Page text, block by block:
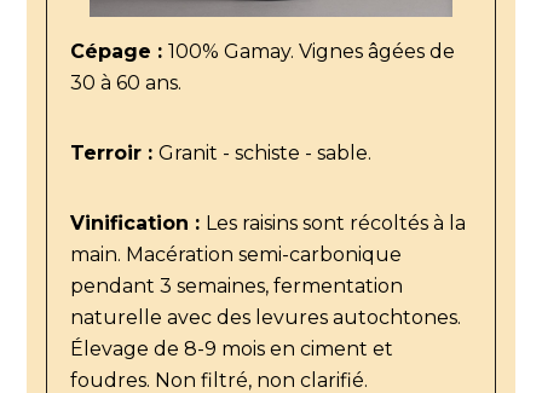
Cépage : 100% Gamay. Vignes âgées de
30 à 60 ans.
Terroir : Granit - schiste - sable.
Vinification : Les raisins sont récoltés à la
main. Macération semi-carbonique
pendant 3 semaines, fermentation
naturelle avec des levures autochtones.
Élevage de 8-9 mois en ciment et
foudres. Non filtré, non clarifié.